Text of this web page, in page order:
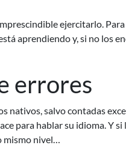
ejercitarlo.
aprendiendo y, si no los
errores
nativos, salvo contadas
para hablar su idioma. Y
mismo nivel…